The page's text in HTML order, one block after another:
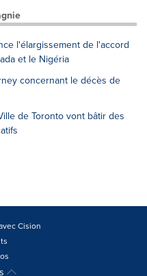
l'élargissement de l'accord
et le Nigéria
concernant le décès de
de Toronto vont bâtir des
Cision